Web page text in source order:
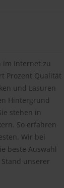
im Internet zu
Prozent Qualität
und Lasuren
Hintergrund
stehen in
So erfahren
Wir bei
beste Auswahl
unserer